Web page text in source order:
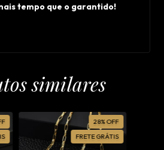
tempo que o garantido!
similares
28%OFF
FRETE GRÁTIS